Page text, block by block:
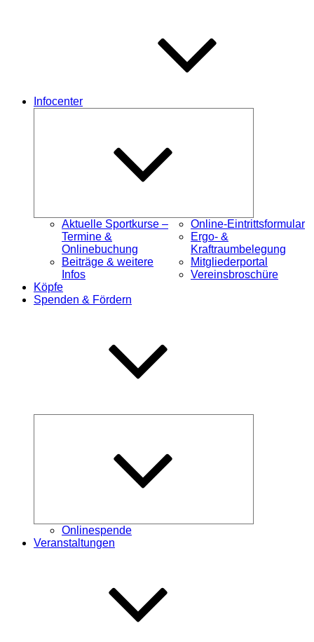
Infocenter
Aktuelle Sportkurse –
Termine &
Onlinebuchung
Beiträge & weitere
Infos
Online-Eintrittsformular
Ergo- &
Kraftraumbelegung
Mitgliederportal
Vereinsbroschüre
Köpfe
Spenden & Fördern
Onlinespende
Veranstaltungen